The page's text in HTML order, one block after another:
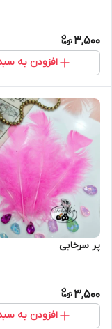
3,500
افزودن به
پر سرخابی
3,500
افزودن به